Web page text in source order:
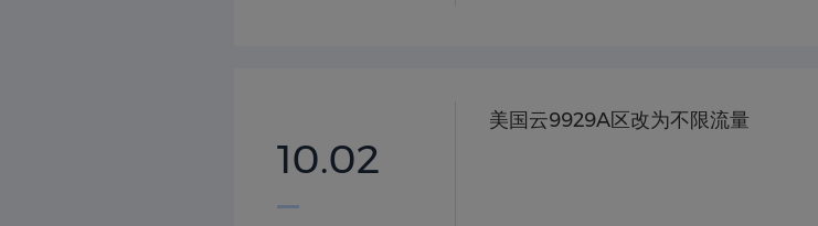
10.02
美国云9929A区改为不限流量